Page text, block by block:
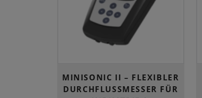
MINISONIC II – FLEXIBLER
DURCHFLUSSMESSER FÜR